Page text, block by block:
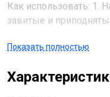
Как использовать: 1.
завитые и
которую вы хотите
ресницы кончиком
Показать полностью